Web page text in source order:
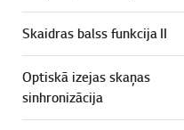
Skaidras balss funkcija II
Optiskā izejas skaņas
sinhronizācija